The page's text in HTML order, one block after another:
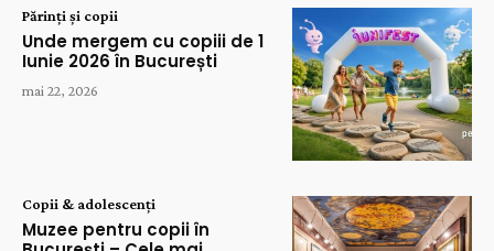
Părinți și copii
Unde mergem cu copiii de 1
Iunie 2026 în București
mai 22, 2026
Copii & adolescenți
Muzee pentru copii în